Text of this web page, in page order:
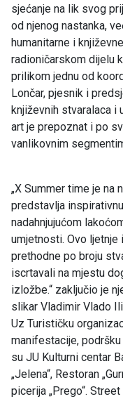
sjećanje na lik svog
od njenog nastanka,
humanitarne i
radioničarskom dijelu
prilikom jednu od
Lončar, pjesnik i
književnih stvaralaca i
art je prepoznat i po
vanlikovnim
„X Summer time je na
predstavlja
nadahnjujućom
umjetnosti. Ovo
prethodne po broju
iscrtavali na mjestu
izložbe.“ zaključio je
slikar Vladimir Vlado
Uz Turističku
manifestacije,
su JU Kulturni centar
„Jelena“, Restoran
picerija „Prego“.